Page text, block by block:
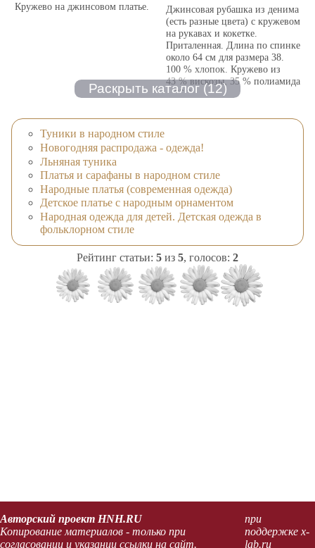
Кружево на джинсовом платье.
Джинсовая рубашка из денима
(есть разные цвета) с кружевом
на рукавах и кокетке.
Приталенная. Длина по спинке
около 64 см для размера 38.
100 % хлопок. Кружево из
43 % вискозы, 35 % полиамида
и 22 % хлопка.
Туники в народном стиле
Новогодняя распродажа - одежда!
Льняная туника
Платья и сарафаны в народном стиле
Народные платья (современная одежда)
Детское платье с народным орнаментом
Народная одежда для детей. Детская одежда в
фольклорном стиле
Рейтинг статьи: 5 из 5, голосов: 2
Авторский проект HNH.RU
Копирование материалов - только при
согласовании и указании ссылки на сайт.
при
поддержке x-
lab.ru